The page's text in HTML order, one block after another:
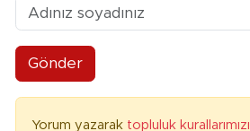
Gönder
Yorum yazarak topluluk kurallarımızı